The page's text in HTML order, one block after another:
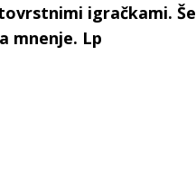
igračkami. Še
mnenje. Lp